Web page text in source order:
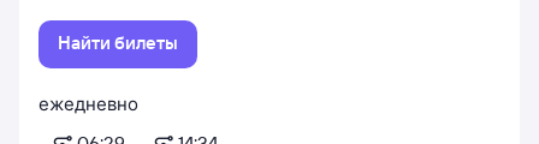
Найти билеты
ежедневно